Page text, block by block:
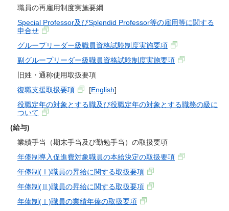
職員の再雇用制度実施要綱
Special Professor及びSplendid Professor等の雇用等に関する
申合せ
グループリーダー級職員資格試験制度実施要項
副グループリーダー級職員資格試験制度実施要項
旧姓・通称使用取扱要項
復職支援取扱要項
[English]
役職定年の対象とする職及び役職定年の対象とする職務の級に
ついて
(給与)
業績手当（期末手当及び勤勉手当）の取扱要項
年俸制導入促進費対象職員の本給決定の取扱要項
年俸制(Ⅰ)職員の昇給に関する取扱要項
年俸制(Ⅱ)職員の昇給に関する取扱要項
年俸制(Ⅰ)職員の業績年俸の取扱要項